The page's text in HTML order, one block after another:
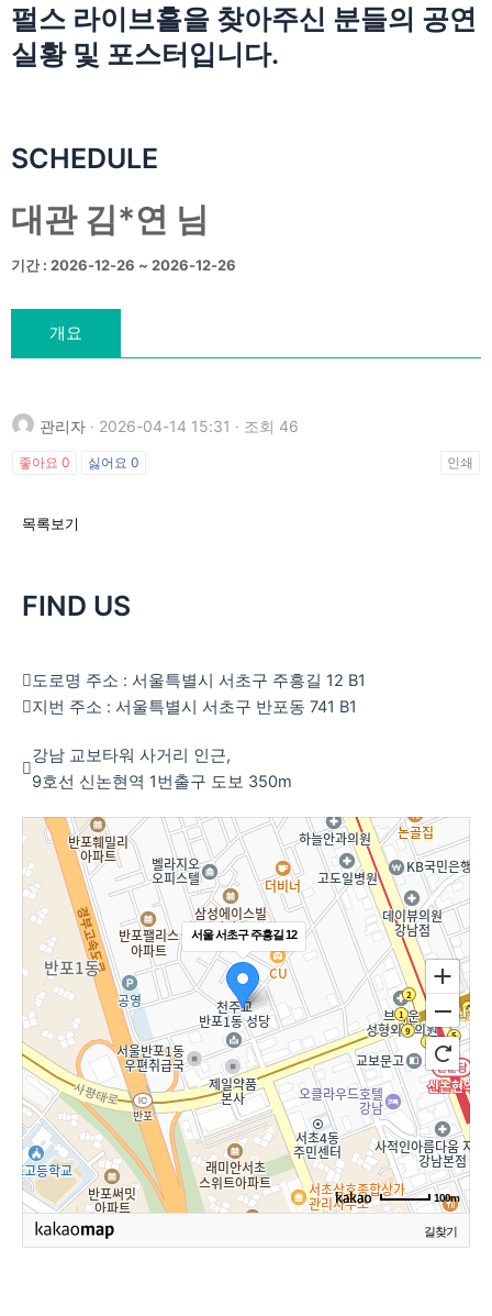
펄스 라이브홀을 찾아주신 분들의 공연
실황 및 포스터입니다.
SCHEDULE
대관 김*연 님
기간 : 2026-12-26 ~ 2026-12-26
개요
관리자 · 2026-04-14 15:31 · 조회 46
좋아요 0 싫어요 0 인쇄
목록보기
FIND US
도로명 주소 : 서울특별시 서초구 주흥길 12 B1
지번 주소 : 서울특별시 서초구 반포동 741 B1
강남 교보타워 사거리 인근,
9호선 신논현역 1번출구 도보 350m
서울 서초구 주흥길 12
100m
길찾기